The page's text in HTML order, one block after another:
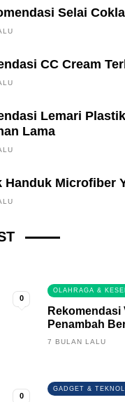
Selai
CC Cream
Lemari
Lama
Handuk Microfiber
0
OLAHRAGA &
Rekomendasi
Penambah
Terbaik
7 BULAN LALU
0
GADGET &